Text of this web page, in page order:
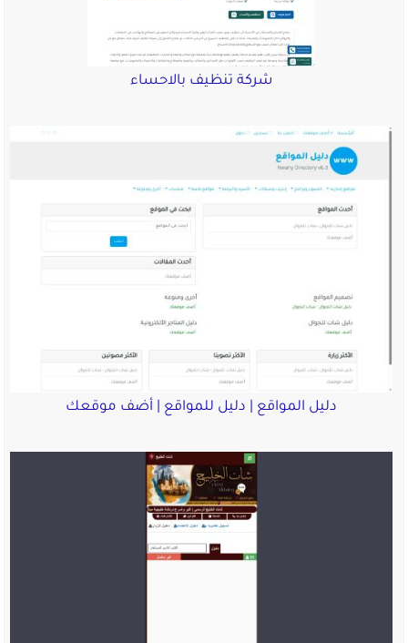
شركة تنظيف بالاحساء
دليل المواقع | دليل للمواقع | أضف موقعك